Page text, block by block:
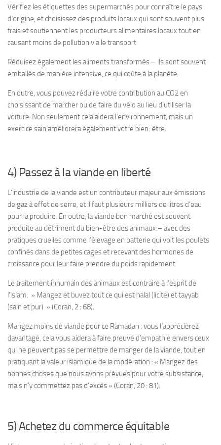
Vérifiez les étiquettes des supermarchés pour connaître le pays
d’origine, et choisissez des produits locaux qui sont souvent plus
frais et soutiennent les producteurs alimentaires locaux tout en
causant moins de pollution via le transport.
Réduisez également les aliments transformés – ils sont souvent
emballés de manière intensive, ce qui coûte à la planète.
En outre, vous pouvez réduire votre contribution au CO2 en
choisissant de marcher ou de faire du vélo au lieu d’utiliser la
voiture. Non seulement cela aidera l’environnement, mais un
exercice sain améliorera également votre bien-être.
4) Passez à la viande en liberté
L’industrie de la viande est un contributeur majeur aux émissions
de gaz à effet de serre, et il faut plusieurs milliers de litres d’eau
pour la produire. En outre, la viande bon marché est souvent
produite au détriment du bien-être des animaux – avec des
pratiques cruelles comme l’élevage en batterie qui voit les poulets
confinés dans de petites cages et recevant des hormones de
croissance pour leur faire prendre du poids rapidement.
Le traitement inhumain des animaux est contraire à l’esprit de
l’islam. » Mangez et buvez tout ce qui est halal (licite) et tayyab
(sain et pur) » (Coran, 2 : 68).
Mangez moins de viande pour ce Ramadan : vous l’apprécierez
davantage, cela vous aidera à faire preuve d’empathie envers ceux
qui ne peuvent pas se permettre de manger de la viande, tout en
pratiquant la valeur islamique de la modération : « Mangez des
bonnes choses que nous avons prévues pour votre subsistance,
mais n’y commettez pas d’excès » (Coran, 20 : 81).
5) Achetez du commerce équitable